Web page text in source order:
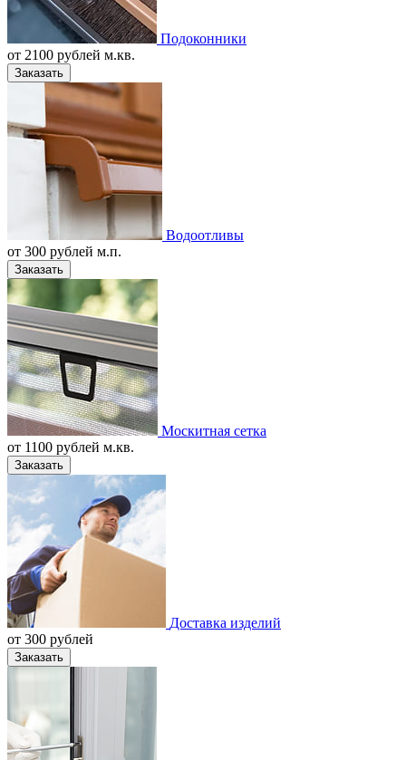
Подоконники
от 2100 рублей м.кв.
Заказать
Водоотливы
от 300 рублей м.п.
Заказать
Москитная сетка
от 1100 рублей м.кв.
Заказать
Доставка изделий
от 300 рублей
Заказать